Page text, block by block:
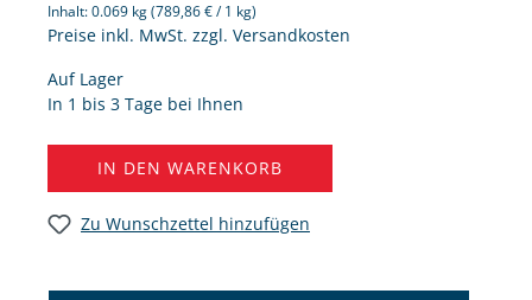
Inhalt:0.069 kg(789,86 € / 1 kg)
Preise inkl. MwSt. zzgl. Versandkosten
Auf Lager
In 1 bis 3 Tage bei Ihnen
IN DEN WARENKORB
Zu Wunschzettel hinzufügen